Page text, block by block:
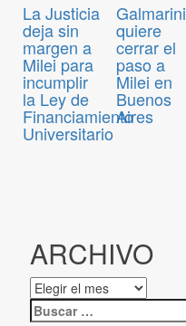
La Justicia
deja sin
margen a
Milei para
incumplir
la Ley de
Financiamiento
Universitario
Galmarini
quiere
cerrar el
paso a
Milei en
Buenos
Aires
ARCHIVO